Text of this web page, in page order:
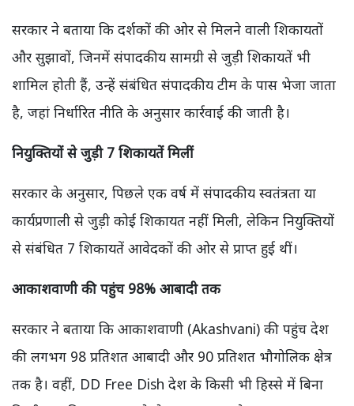
सरकार ने बताया कि दर्शकों की ओर से मिलने वाली शिकायतों
और सुझावों, जिनमें संपादकीय सामग्री से जुड़ी शिकायतें भी
शामिल होती हैं, उन्हें संबंधित संपादकीय टीम के पास भेजा जाता
है, जहां निर्धारित नीति के अनुसार कार्रवाई की जाती है।
नियुक्तियों से जुड़ी 7 शिकायतें मिलीं
सरकार के अनुसार, पिछले एक वर्ष में संपादकीय स्वतंत्रता या
कार्यप्रणाली से जुड़ी कोई शिकायत नहीं मिली, लेकिन नियुक्तियों
से संबंधित 7 शिकायतें आवेदकों की ओर से प्राप्त हुई थीं।
आकाशवाणी की पहुंच 98% आबादी तक
सरकार ने बताया कि आकाशवाणी (Akashvani) की पहुंच देश
की लगभग 98 प्रतिशत आबादी और 90 प्रतिशत भौगोलिक क्षेत्र
तक है। वहीं, DD Free Dish देश के किसी भी हिस्से में बिना